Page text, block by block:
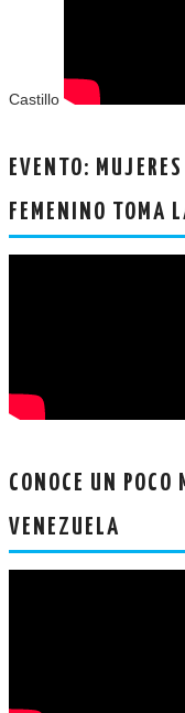
Castillo
EVENTO:
FEMENINO TOMA
CONOCE UN
VENEZUELA